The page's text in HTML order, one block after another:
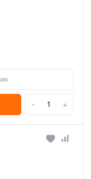
- +